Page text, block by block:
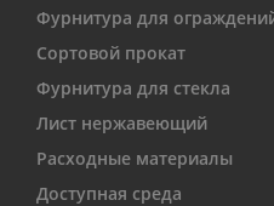
Фурнитура для
Сортовой прокат
Фурнитура для стекла
Лист нержавеющий
Расходные материалы
Доступная среда